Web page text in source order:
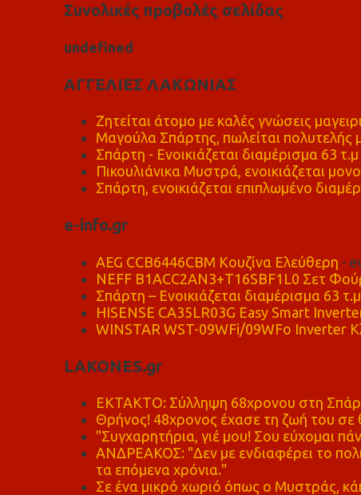
Συνολικές προβολές σελίδας
undefned
ΑΓΓΕΛΙΕΣ ΛΑΚΩΝΙΑΣ
Ζητείται άτομο με καλές γνώσεις
Μαγούλα Σπάρτης, πωλείται πολυτελής
Σπάρτη - Ενοικιάζεται διαμέρισμα 63 τ.μ
Πικουλιάνικα Μυστρά, ενοικιάζεται
Σπάρτη, ενοικιάζεται επιπλωμένο
e-info.gr
AEG CCB6446CBM Κουζίνα Ελεύθερη -
NEFF B1ACC2AN3+T16SBF1L0 Σετ
Σπάρτη – Ενοικιάζεται διαμέρισμα 63 τ.μ
HISENSE CA35LR03G Easy Smart
WINSTAR WST-09WFi/09WFo Inverter
LAKONES.gr
ΕΚΤΑΚΤΟ: Σύλληψη 68χρονου στη
Θρήνος! 48χρονος έχασε τη ζωή του
"Συγχαρητήρια, γιέ μου! Σου εύχομαι
ΑΝΔΡΕΑΚΟΣ: "Δεν με ενδιαφέρει το
τα επόμενα χρόνια."
Σε ένα μικρό χωριό όπως ο Μυστράς,